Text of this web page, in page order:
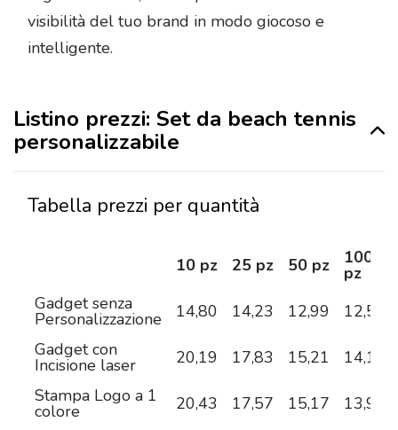
visibilità del tuo brand in modo giocoso e
intelligente.
Listino prezzi: Set da beach tennis
personalizzabile
Tabella prezzi per quantità
10 pz 25 pz 50 pz 100
pz
Gadget senza
Personalizzazione 14,80 14,23 12,99
12,51
Gadget con
Incisione laser 20,19 17,83 15,21
14,13
Stampa Logo a 1
colore 20,43 17,57 15,17
13,95